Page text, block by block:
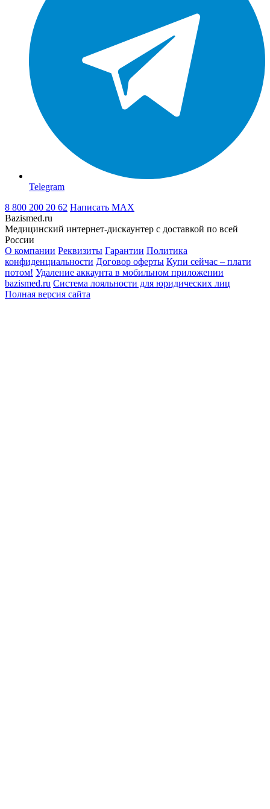
Telegram
8 800 200 20 62 Написать MAX
Bazismed.ru
Медицинский интернет-дискаунтер с доставкой по всей
России
О компании Реквизиты Гарантии Политика
конфиденциальности Договор оферты Купи сейчас – плати
потом! Удаление аккаунта в мобильном приложении
bazismed.ru Система лояльности для юридических лиц
Полная версия сайта